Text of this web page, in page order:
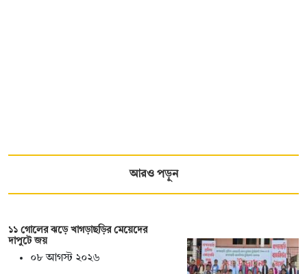
আরও পড়ুন
১১ গোলের ঝড়ে খাগড়াছড়ির মেয়েদের
দাপুটে জয়
০৮ আগস্ট ২০২৬